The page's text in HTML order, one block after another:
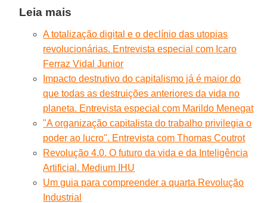
Leia mais
A totalização digital e o declínio das utopias
revolucionárias. Entrevista especial com Icaro
Ferraz Vidal Junior
Impacto destrutivo do capitalismo já é maior do
que todas as destruições anteriores da vida no
planeta. Entrevista especial com Marildo Menegat
"A organização capitalista do trabalho privilegia o
poder ao lucro". Entrevista com Thomas Coutrot
Revolução 4.0. O futuro da vida e da Inteligência
Artificial. Medium IHU
Um guia para compreender a quarta Revolução
Industrial